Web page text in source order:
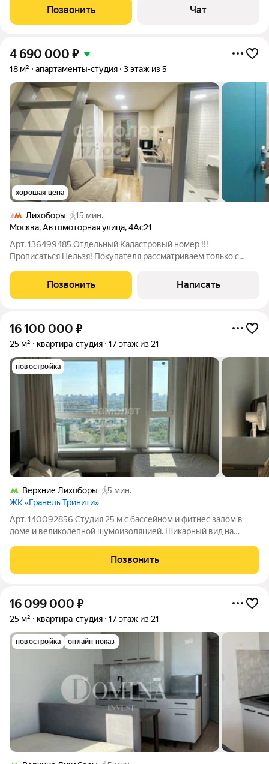
Нанимателем договора в момент покупки студии. Сделка
можно с ипотекой. До метро
Позвонить Чат
4 690 000 ₽
18 м² апартаменты-студия 3 этаж из 5
хорошая цена
Лихоборы
15 мин.
Москва,Автомоторная улица,4Ас21
Арт. 136499485 Отдельный Кадастровый номер !!!
Прописаться Нельзя! Покупателя рассматриваем только с
современные аппартаменты-студия с антресолью и
евроремонтом идеальный вариант для первого
Позвонить Написать
16 100 000 ₽
25 м² квартира-студия 17 этаж из 21
новостройка
Верхние Лихоборы
5 мин.
ЖК «Гранель Тринити»
Арт. 140092856 Студия 25 м с бассейном и фитнес залом в
доме и великолепной шумоизоляцией. Шикарный вид на
очередь, 2022 г. постройки). Идеальное пространство для
одного человека или пары.
Позвонить
16 099 000 ₽
25 м² квартира-студия 17 этаж из 21
новостройка онлайн показ